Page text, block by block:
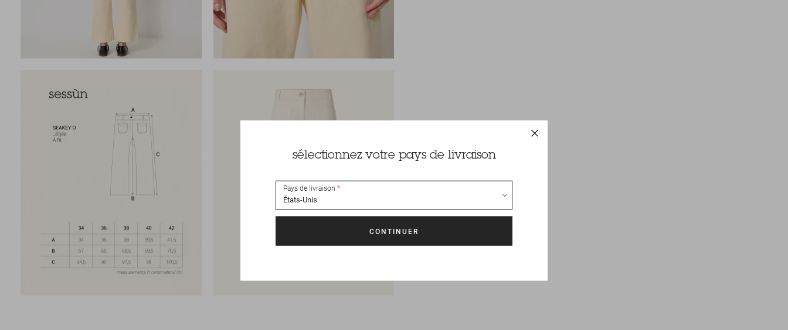
sélectionnez votre pays de livraison
Pays de livraison